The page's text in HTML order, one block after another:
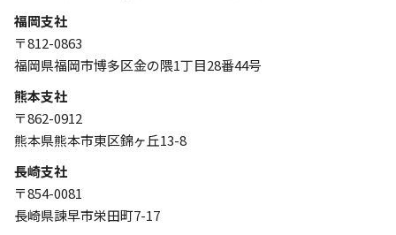
福岡支社
〒812-0863
福岡県福岡市博多区金の隈1丁目28番44号
熊本支社
〒862-0912
熊本県熊本市東区錦ヶ丘13-8
長崎支社
〒854-0081
長崎県諫早市栄田町7-17